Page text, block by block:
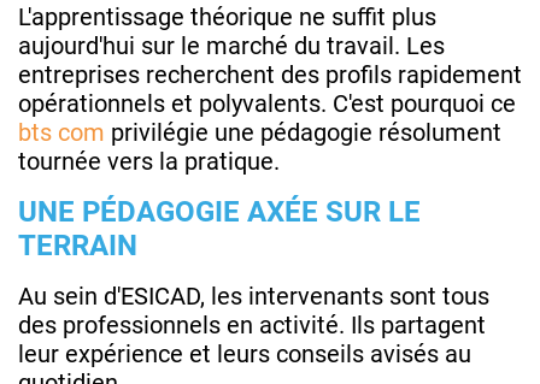
L'apprentissage théorique ne suffit plus
aujourd'hui sur le marché du travail. Les
entreprises recherchent des profils rapidement
opérationnels et polyvalents. C'est pourquoi ce
bts com privilégie une pédagogie résolument
tournée vers la pratique.
UNE PÉDAGOGIE AXÉE SUR LE
TERRAIN
Au sein d'ESICAD, les intervenants sont tous
des professionnels en activité. Ils partagent
leur expérience et leurs conseils avisés au